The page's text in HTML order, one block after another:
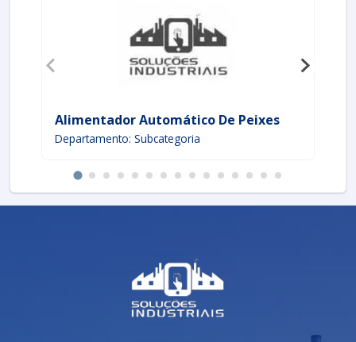
Alimentador Automático De Peixes
Departamento: Subcategoria